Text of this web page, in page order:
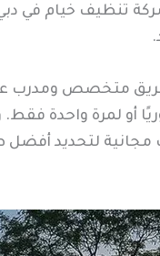
تنظيف خيام في
متخصص ومدرب على
أو لمرة واحدة
لتحديد أفضل